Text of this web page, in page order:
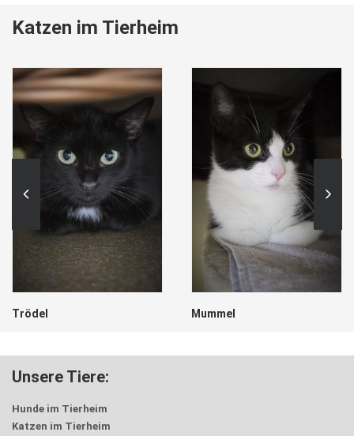
Katzen im Tierheim
Unsere Tiere:
Hunde im Tierheim
Katzen im Tierheim